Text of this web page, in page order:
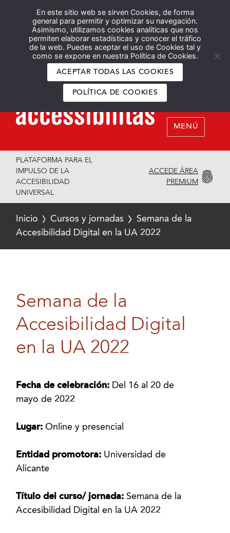
En este sitio web se sirven Cookies, de forma
general para permitir y optimizar su navegación.
Asimismo, utilizamos cookies analíticas que nos
permiten elaborar estadísticas y conocer el tráfico
de la web. Puedes aceptar el uso de Cookies tal y
como se expone en nuestra Política de Cookies.
ACEPTAR TODAS LAS COOKIES
POLÍTICA DE COOKIES
Español English
MENÚ
PLATAFORMA PARA EL
IMPULSO DE LA
ACCESIBILIDAD
UNIVERSAL
ACCEDE ÁREA
PREMIUM
Inicio Cursos y jornadas
Semana de la
Accesibilidad Digital en la UA 2022
Semana de la
Accesibilidad Digital
en la UA 2022
Fecha de celebración: Del 16 al 20 de
mayo de 2022
Lugar:Online y presencial
Entidad promotora: Universidad de
Alicante
Título del curso/ jornada: Semana de la
Accesibilidad Digital en la UA 2022